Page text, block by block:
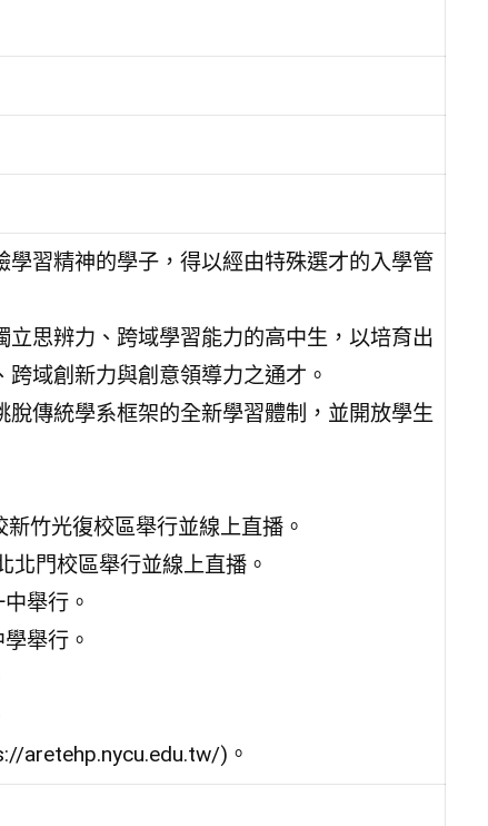
習精神的學子，得以經由特殊選才的入學管
思辨力、跨域學習能力的高中生，以培育出
域創新力與創意領導力之通才。
傳統學系框架的全新學習體制，並開放學生
竹光復校區舉行並線上直播。
門校區舉行並線上直播。
舉行。
舉行。
aretehp.nycu.edu.tw/)。